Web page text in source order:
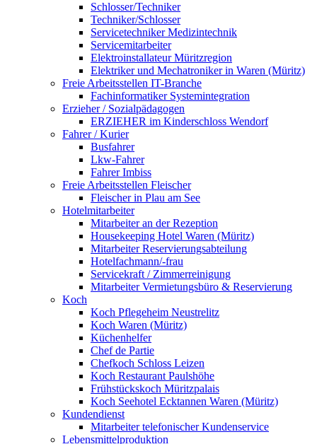
Schlosser/Techniker
Techniker/Schlosser
Servicetechniker Medizintechnik
Servicemitarbeiter
Elektroinstallateur Müritzregion
Elektriker und Mechatroniker in Waren (Müritz)
Freie Arbeitsstellen IT-Branche
Fachinformatiker Systemintegration
Erzieher / Sozialpädagogen
ERZIEHER im Kinderschloss Wendorf
Fahrer / Kurier
Busfahrer
Lkw-Fahrer
Fahrer Imbiss
Freie Arbeitsstellen Fleischer
Fleischer in Plau am See
Hotelmitarbeiter
Mitarbeiter an der Rezeption
Housekeeping Hotel Waren (Müritz)
Mitarbeiter Reservierungsabteilung
Hotelfachmann/-frau
Servicekraft / Zimmerreinigung
Mitarbeiter Vermietungsbüro & Reservierung
Koch
Koch Pflegeheim Neustrelitz
Koch Waren (Müritz)
Küchenhelfer
Chef de Partie
Chefkoch Schloss Leizen
Koch Restaurant Paulshöhe
Frühstückskoch Müritzpalais
Koch Seehotel Ecktannen Waren (Müritz)
Kundendienst
Mitarbeiter telefonischer Kundenservice
Lebensmittelproduktion